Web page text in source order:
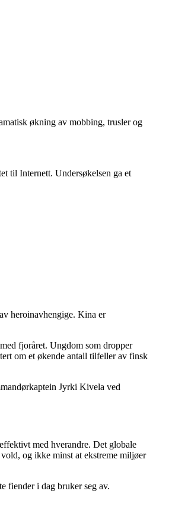
økning av mobbing, trusler og
til Internett. Undersøkelsen ga et
heroinavhengige. Kina er
fjoråret. Ungdom som dropper
om et økende antall tilfeller av finsk
Jyrki Kivela ved
med hverandre. Det globale
og ikke minst at ekstreme miljøer
fiender i dag bruker seg av.